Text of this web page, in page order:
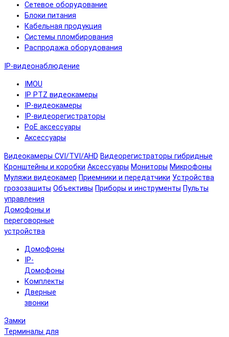
Сетевое оборудование
Блоки питания
Кабельная продукция
Системы пломбирования
Распродажа оборудования
IP-видеонаблюдение
IMOU
IP PTZ видеокамеры
IP-видеокамеры
IP-видеорегистраторы
PoE аксессуары
Аксессуары
Видеокамеры CVI/TVI/AHD Видеорегистраторы гибридные
Кронштейны и коробки Аксессуары Мониторы Микрофоны
Муляжи видеокамер Приемники и передатчики Устройства
грозозащиты Объективы Приборы и инструменты Пульты
управления
Домофоны и
переговорные
устройства
Домофоны
IP-
Домофоны
Комплекты
Дверные
звонки
Замки
Терминалы для